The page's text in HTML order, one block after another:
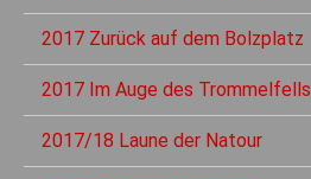
2017 Zurück auf dem Bolzplatz
2017 Im Auge des Trommelfells
2017/18 Laune der Natour